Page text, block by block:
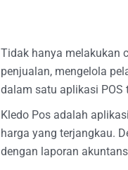
Tidak hanya melakukan
penjualan, mengelola
dalam satu aplikasi POS
Kledo Pos adalah
harga yang terjangkau.
dengan laporan